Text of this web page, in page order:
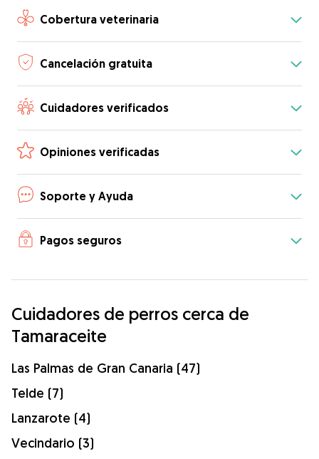
Cobertura veterinaria
Cancelación gratuita
Cuidadores verificados
Opiniones verificadas
Soporte y Ayuda
Pagos seguros
Cuidadores de perros cerca de
Tamaraceite
Las Palmas de Gran Canaria (47)
Telde (7)
Lanzarote (4)
Vecindario (3)